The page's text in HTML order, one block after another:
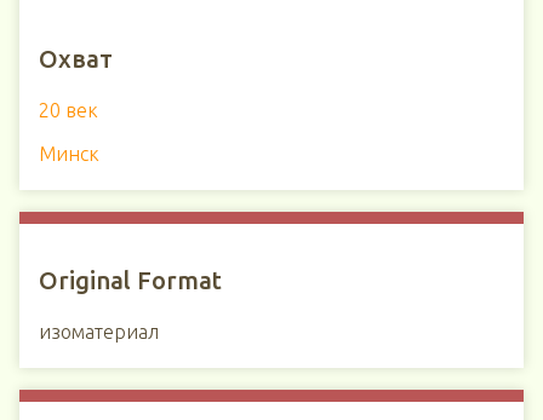
Охват
20 век
Минск
Original Format
изоматериал